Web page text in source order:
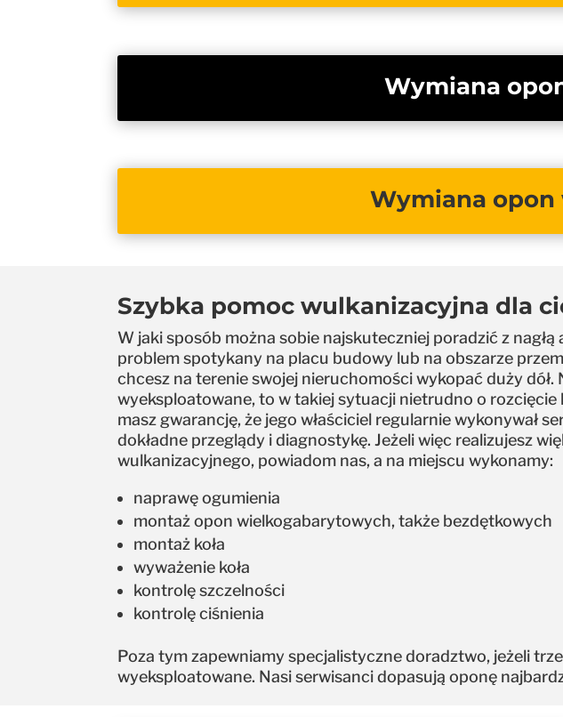
Wymiana
Wymiana opon
Szybka pomoc wulkanizacyjna dla
W jaki sposób można sobie najskuteczniej poradzić z
problem spotykany na placu budowy lub na obszarze
chcesz na terenie swojej nieruchomości wykopać duży
wyeksploatowane, to w takiej sytuacji nietrudno o
masz gwarancję, że jego właściciel regularnie wykonywał
dokładne przeglądy i diagnostykę. Jeżeli więc realizujesz
wulkanizacyjnego, powiadom nas, a na miejscu wykonamy:
naprawę ogumienia
montaż opon wielkogabarytowych, także bezdętkowych
montaż koła
wyważenie koła
kontrolę szczelności
kontrolę ciśnienia
Poza tym zapewniamy specjalistyczne doradztwo, jeżeli
wyeksploatowane. Nasi serwisanci dopasują oponę